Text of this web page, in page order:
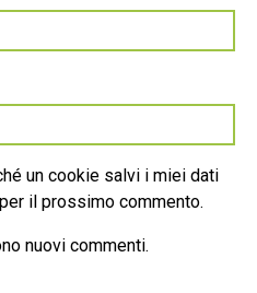
un cookie salvi i miei dati
il prossimo commento.
nuovi commenti.